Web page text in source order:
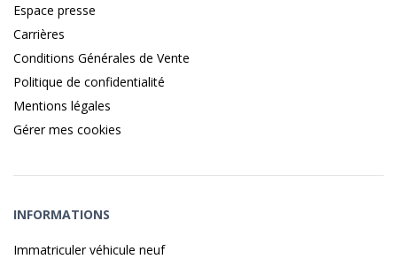
Espace presse
Carrières
Conditions Générales de Vente
Politique de confidentialité
Mentions légales
Gérer mes cookies
INFORMATIONS
Immatriculer véhicule neuf